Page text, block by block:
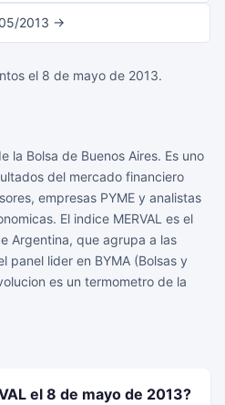
2013 →
el 8 de mayo de 2013.
la Bolsa de Buenos Aires. Es uno
del mercado financiero
empresas PYME y analistas
El indice MERVAL es el
Argentina, que agrupa a las
panel lider en BYMA (Bolsas y
es un termometro de la
el 8 de mayo de 2013?